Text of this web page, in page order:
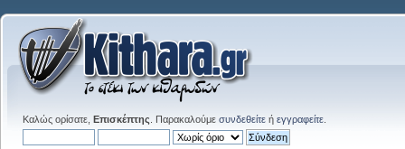
Καλώς ορίσατε, Επισκέπτης . Παρακαλούμε συνδεθείτε ή εγγραφείτε